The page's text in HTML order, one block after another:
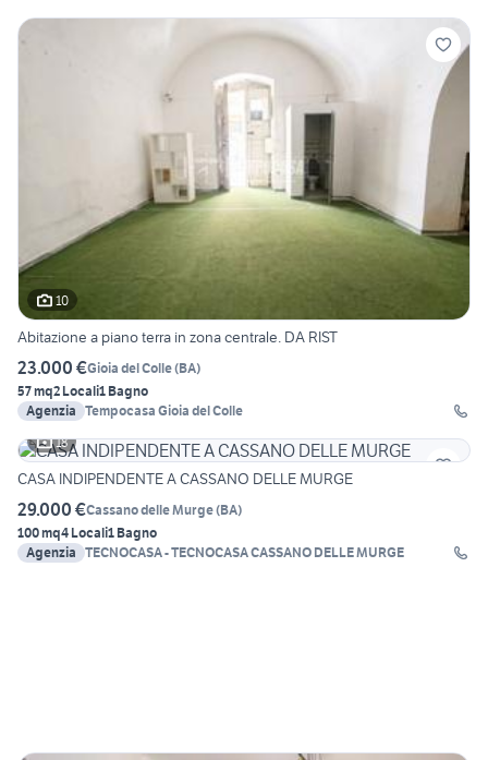
10
Abitazione a piano terra in zona centrale. DA RIST
23.000 €Gioia del Colle(BA)
57 mq2 Locali1 Bagno
Agenzia Tempocasa Gioia del Colle
18
CASA INDIPENDENTE A CASSANO DELLE MURGE
29.000 €Cassano delle Murge(BA)
100 mq4 Locali1 Bagno
Agenzia TECNOCASA - TECNOCASA CASSANO DELLE MURGE